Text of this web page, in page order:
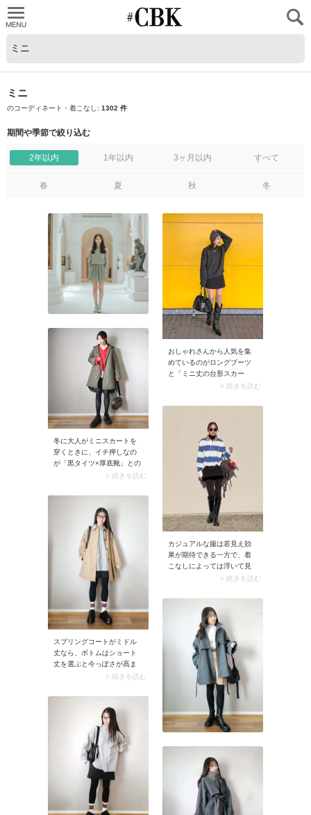
ミニ
のコーディネート・着こなし: 1302 件
期間や季節で絞り込む
2年以内 1年以内 3ヶ月以内 すべて
春 夏 秋 冬
おしゃれさんから人気を集
めているのがロングブーツ
と「ミニ丈の台形スカー
ト」の組み合わせ。スカー
りも、思い切って脚を出す
すすめ。ロングブーツとバ
ランスよくまとまる上にス
タイルアップも狙えます
> 続きを読む
冬に大人がミニスカートを
穿くときに、イチ押しなの
が「黒タイツ×厚底靴」との
着合わせ。このときタイ
を黒色で統一すると下半身
が繋がって、コーデのまと
まりがアップします。しか
も厚底靴のおかげで底上げ
されスタイルアップにも効
果的。ダボッとしたアウタ
ーやニットを合わせるとミ
ニスカートをカジュアルに
着こなせますよ。
> 続きを読む
カジュアルな服は若見え効
果が期待できる一方で、着
こなしによっては浮いて見
えることも。特にトップス
代ほどバランスが重要で
す。そんなときこそ頼りに
なるのが黒タートルネッ
ク！カジュアルなラガーシ
ャツも、首元から黒タート
ルネックを覗かせるだけで
ラフさが程よく抑えられ、
コーデ全体がグッと引き締
まります。きちんと感と抜
け感のバランスが整い、40
代の肌や雰囲気にも馴染む
スタイルに。
> 続きを読む
スプリングコートがミドル
丈なら、ボトムはショート
丈を選ぶと今っぽさが高ま
りますよ。スナップのよう
イツの重ね履きを合わせれ
ば、新鮮さがアップする上
にコートとのバランスも抜
群です。そのほか、ハーフ
パンツを着て素足にフラッ
トシューズを履くスタイル
もおすすめ。ヘルシーな雰
囲気に決まりますよ。
> 続きを読む